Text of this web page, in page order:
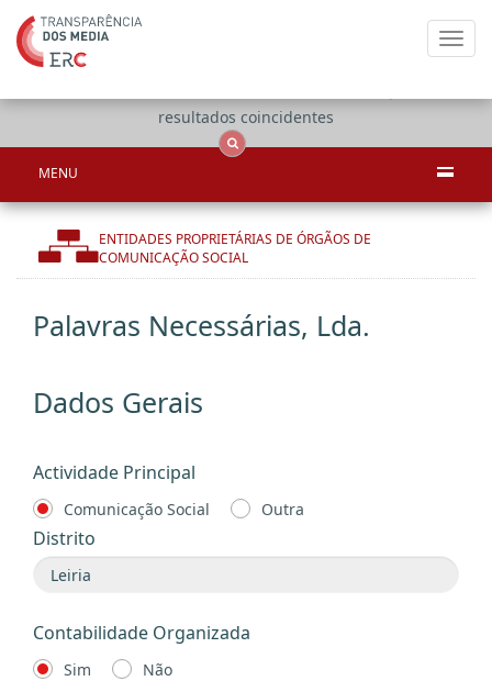
resultados coincidentes
MENU
ENTIDADES PROPRIETÁRIAS DE ÓRGÃOS DE
COMUNICAÇÃO SOCIAL
Palavras Necessárias, Lda.
Dados Gerais
Actividade Principal
Comunicação Social Outra
Distrito
Contabilidade Organizada
Sim Não